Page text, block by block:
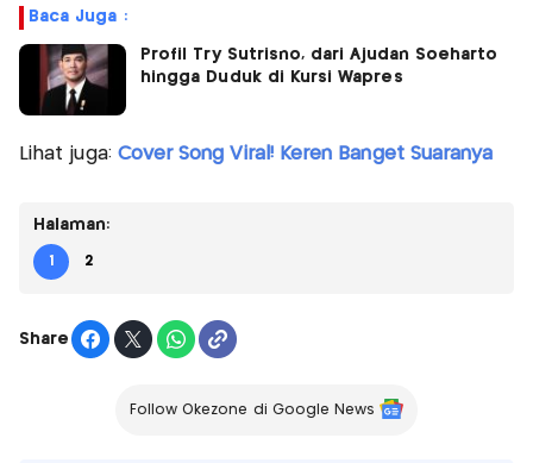
Baca Juga :
Profil Try Sutrisno, dari Ajudan Soeharto
hingga Duduk di Kursi Wapres
Lihat juga: Cover Song Viral! Keren Banget Suaranya
Halaman:
1 2
Share
Follow Okezone di Google News